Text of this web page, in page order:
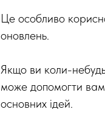
Це особливо
оновлень.
Якщо ви коли-
може допомогти
основних ідей.